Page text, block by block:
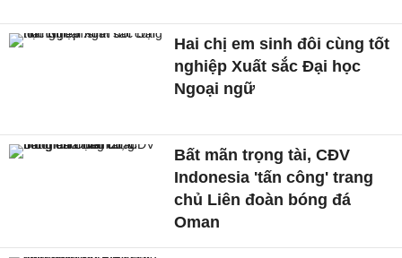
Hai chị em sinh đôi cùng tốt
nghiệp Xuất sắc Đại học
Ngoại ngữ
Bất mãn trọng tài, CĐV
Indonesia 'tấn công' trang
chủ Liên đoàn bóng đá
Oman